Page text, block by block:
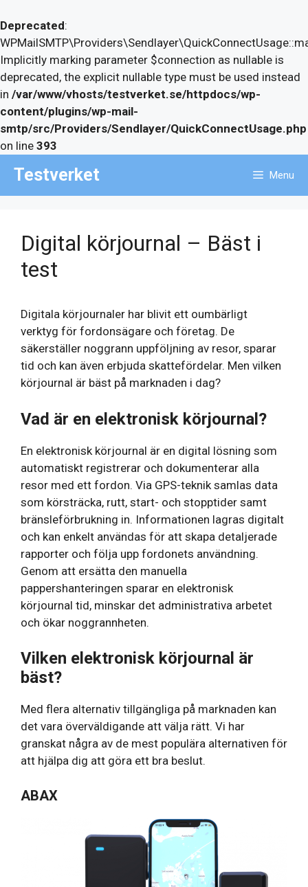
Deprecated:
Implicitly marking parameter $connection as nullable is
deprecated, the explicit nullable type must be used instead
in /var/www/vhosts/testverket.se/httpdocs/wp-
content/plugins/wp-mail-
smtp/src/Providers/Sendlayer/QuickConnectUsage.php
on line 393
content
Testverket Menu
Digital körjournal – Bäst i
test
Digitala körjournaler har blivit ett oumbärligt
verktyg för fordonsägare och företag. De
säkerställer noggrann uppföljning av resor, sparar
tid och kan även erbjuda skattefördelar. Men vilken
körjournal är bäst på marknaden i dag?
Vad är en elektronisk körjournal?
En elektronisk körjournal är en digital lösning som
automatiskt registrerar och dokumenterar alla
resor med ett fordon. Via GPS-teknik samlas data
som körsträcka, rutt, start- och stopptider samt
bränsleförbrukning in. Informationen lagras digitalt
och kan enkelt användas för att skapa detaljerade
rapporter och följa upp fordonets användning.
Genom att ersätta den manuella
pappershanteringen sparar en elektronisk
körjournal tid, minskar det administrativa arbetet
och ökar noggrannheten.
Vilken elektronisk körjournal är
bäst?
Med flera alternativ tillgängliga på marknaden kan
det vara överväldigande att välja rätt. Vi har
granskat några av de mest populära alternativen för
att hjälpa dig att göra ett bra beslut.
ABAX